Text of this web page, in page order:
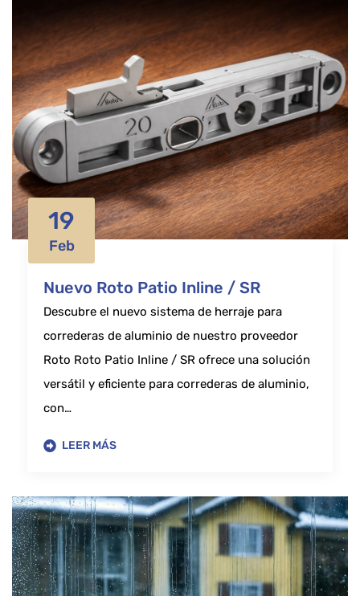
19
Feb
Nuevo Roto Patio Inline / SR
Descubre el nuevo sistema de herraje para
correderas de aluminio de nuestro proveedor
Roto Roto Patio Inline / SR ofrece una solución
versátil y eficiente para correderas de aluminio,
con…
LEER MÁS